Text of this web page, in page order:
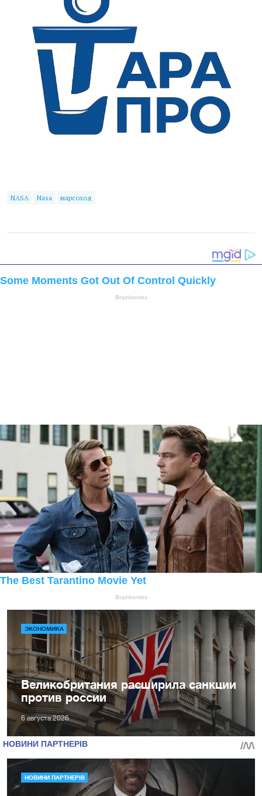
NASA Nasa марсоход
ЭКОНОМИКА
Великобритания расширила санкции
против россии
6 августа 2026